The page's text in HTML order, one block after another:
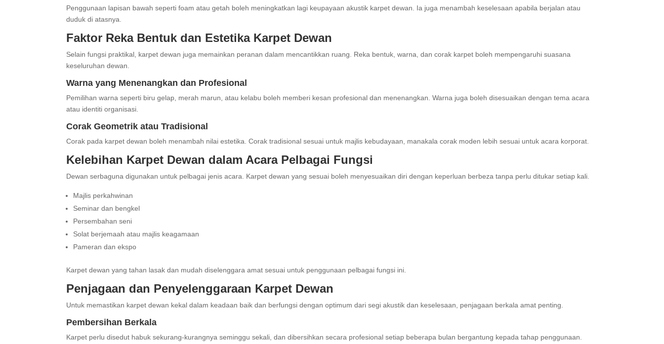
Penggunaan lapisan bawah seperti foam atau getah boleh meningkatkan lagi keupayaan akustik karpet dewan. Ia juga menambah keselesaan apabila berjalan atau
duduk di atasnya.
Faktor Reka Bentuk dan Estetika Karpet Dewan
Selain fungsi praktikal, karpet dewan juga memainkan peranan dalam mencantikkan ruang. Reka bentuk, warna, dan corak karpet boleh mempengaruhi suasana
keseluruhan dewan.
Warna yang Menenangkan dan Profesional
Pemilihan warna seperti biru gelap, merah marun, atau kelabu boleh memberi kesan profesional dan menenangkan. Warna juga boleh disesuaikan dengan tema acara
atau identiti organisasi.
Corak Geometrik atau Tradisional
Corak pada karpet dewan boleh menambah nilai estetika. Corak tradisional sesuai untuk majlis kebudayaan, manakala corak moden lebih sesuai untuk acara korporat.
Kelebihan Karpet Dewan dalam Acara Pelbagai Fungsi
Dewan serbaguna digunakan untuk pelbagai jenis acara. Karpet dewan yang sesuai boleh menyesuaikan diri dengan keperluan berbeza tanpa perlu ditukar setiap kali.
Majlis perkahwinan
Seminar dan bengkel
Persembahan seni
Solat berjemaah atau majlis keagamaan
Pameran dan ekspo
Karpet dewan yang tahan lasak dan mudah diselenggara amat sesuai untuk penggunaan pelbagai fungsi ini.
Penjagaan dan Penyelenggaraan Karpet Dewan
Untuk memastikan karpet dewan kekal dalam keadaan baik dan berfungsi dengan optimum dari segi akustik dan keselesaan, penjagaan berkala amat penting.
Pembersihan Berkala
Karpet perlu disedut habuk sekurang-kurangnya seminggu sekali, dan dibersihkan secara profesional setiap beberapa bulan bergantung kepada tahap penggunaan.